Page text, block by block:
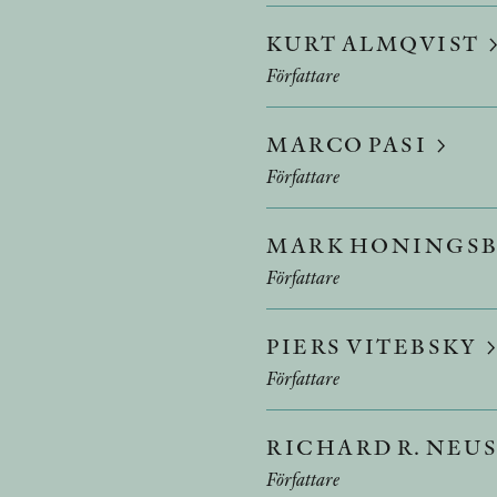
KURT ALMQVIST
Författare
MARCO PASI
Författare
MARK
Författare
PIERS VITEBSKY
Författare
RICHARD R.
Författare